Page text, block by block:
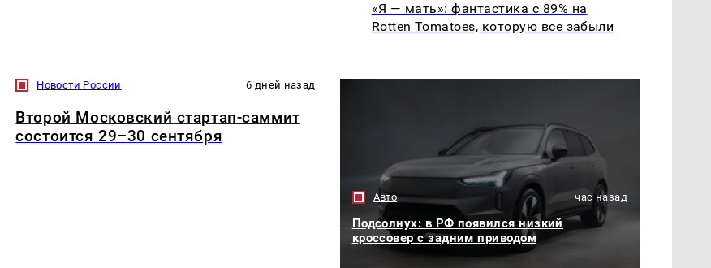
«Я — мать»: фантастика с 89% на
Rotten Tomatoes, которую все забыли
Новости России 6 дней назад
Второй Московский стартап-саммит
состоится 29–30 сентября
Авто час назад
Подсолнух: в РФ появился низкий
кроссовер с задним приводом